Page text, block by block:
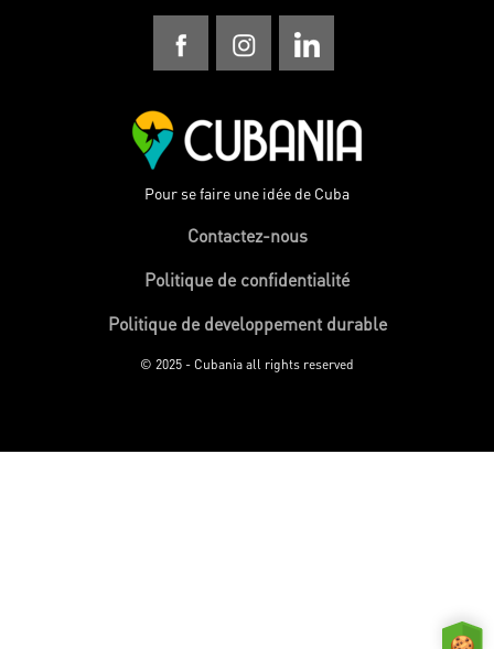
Pour se faire une idée de Cuba
Contactez-nous
Politique de confidentialité
Politique de developpement durable
© 2025 - Cubania all rights reserved